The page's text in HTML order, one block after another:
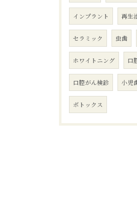
インプラント 再生
セラミック 虫歯
ホワイトニング 口
口腔がん検診 小児
ボトックス